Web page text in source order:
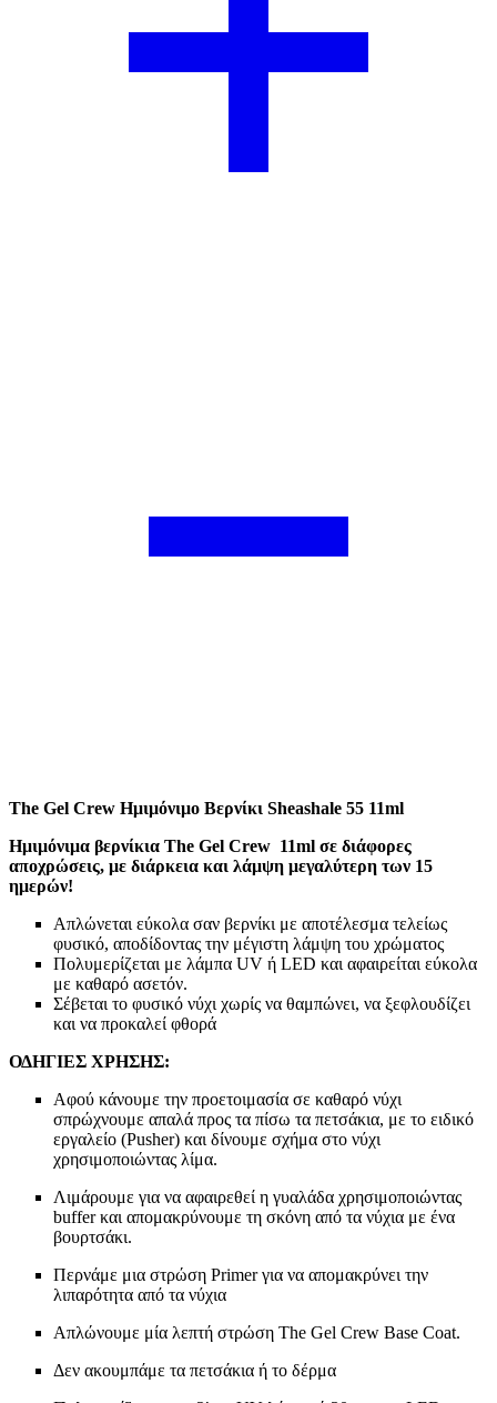
The Gel Crew Ημιμόνιμο Βερνίκι Sheashale 55 11ml
Ημιμόνιμα βερνίκια The Gel Crew 11ml σε διάφορες
αποχρώσεις, με διάρκεια και λάμψη μεγαλύτερη των 15
ημερών!
Απλώνεται εύκολα σαν βερνίκι με αποτέλεσμα τελείως
φυσικό, αποδίδοντας την μέγιστη λάμψη του χρώματος
Πολυμερίζεται με λάμπα UV ή LED και αφαιρείται εύκολα
με καθαρό ασετόν.
Σέβεται το φυσικό νύχι χωρίς να θαμπώνει, να ξεφλουδίζει
και να προκαλεί φθορά
ΟΔΗΓΙΕΣ ΧΡΗΣΗΣ:
Αφού κάνουμε την προετοιμασία σε καθαρό νύχι
σπρώχνουμε απαλά προς τα πίσω τα πετσάκια, με το ειδικό
εργαλείο (Pusher) και δίνουμε σχήμα στο νύχι
χρησιμοποιώντας λίμα.
Λιμάρουμε για να αφαιρεθεί η γυαλάδα χρησιμοποιώντας
buffer και απομακρύνουμε τη σκόνη από τα νύχια με ένα
βουρτσάκι.
Περνάμε μια στρώση Primer για να απομακρύνει την
λιπαρότητα από τα νύχια
Απλώνουμε μία λεπτή στρώση The Gel Crew Base Coat.
Δεν ακουμπάμε τα πετσάκια ή το δέρμα